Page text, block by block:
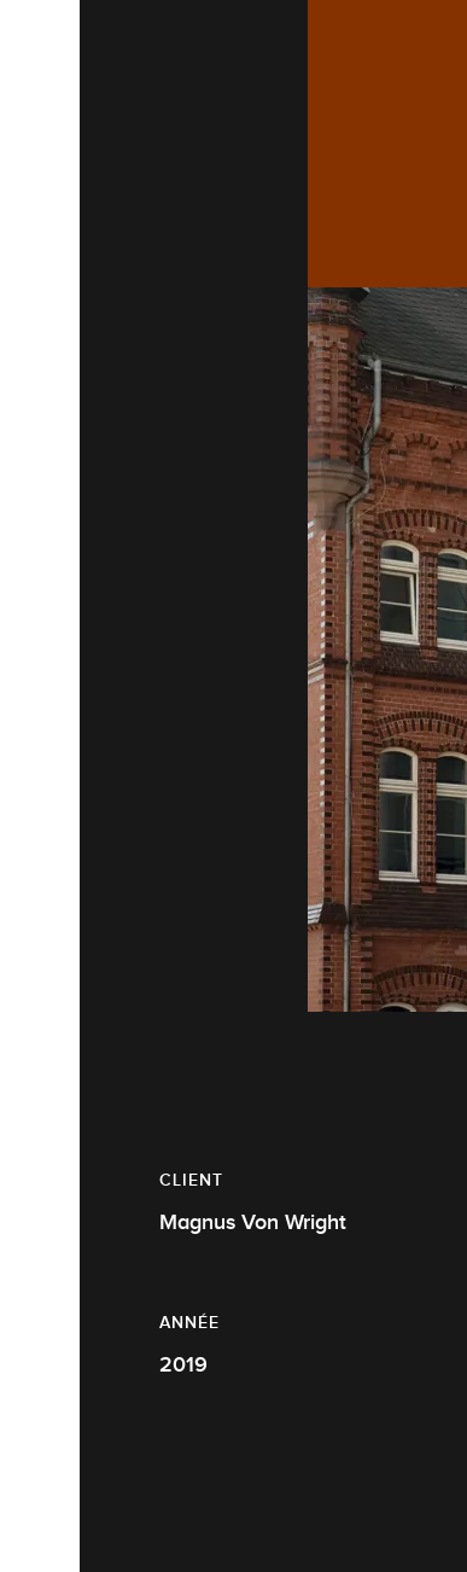
CLIENT
Magnus Von Wright
ANNÉE
2019